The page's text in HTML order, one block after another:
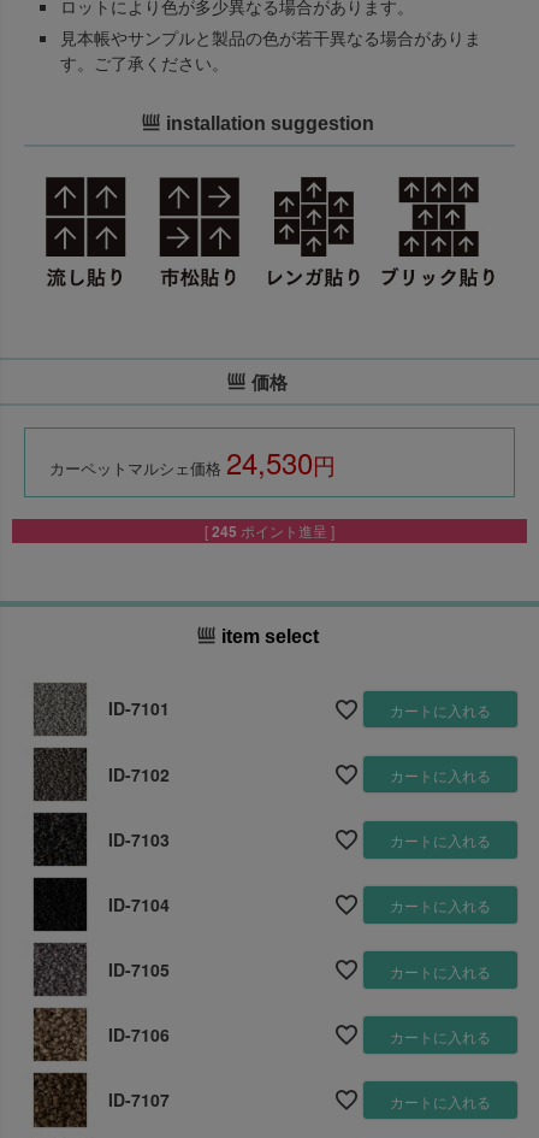
ロットにより色が多少異なる場合があります。
見本帳やサンプルと製品の色が若干異なる場合がありま
す。ご了承ください。
installation suggestion
価格
カーペットマルシェ価格 24,530
[245 ポイント進呈 ]
item select
ID-7101 カートに入れる
ID-7102 カートに入れる
ID-7103 カートに入れる
ID-7104 カートに入れる
ID-7105 カートに入れる
ID-7106 カートに入れる
ID-7107 カートに入れる